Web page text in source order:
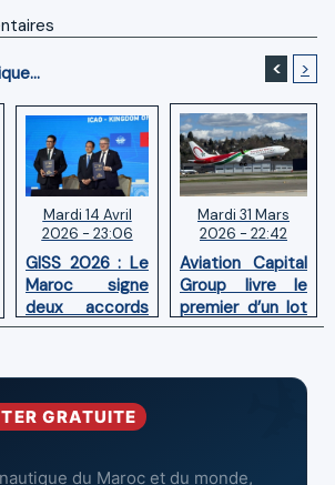
< >
Mardi 14 Avril
2026 - 23:06
GISS 2026 : Le
Maroc signe
deux accords
avec l'OACI
la surveillance
aériennes.
Mardi 31 Mars
2026 - 22:42
Aviation Capital
Group livre le
premier d’un lot
de six Boeing
neufs à Royal Air
GRATUITE
du Maroc et du monde,